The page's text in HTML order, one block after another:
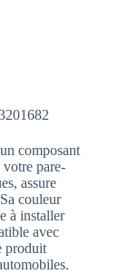
composant
votre pare-
assure
couleur
à installer
avec
produit